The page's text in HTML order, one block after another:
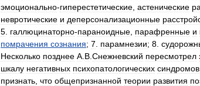
эмоционально-гиперестетические астенические
невротические и деперсонализационные
5 галлюцинаторно-параноидные парафренные и
помрачения сознания; 7 парамнезии; 8
Несколько позднее А В Снежневский пересмотрел
шкалу негативных психопатологических синдромов
признать что общепризнанной теории развития